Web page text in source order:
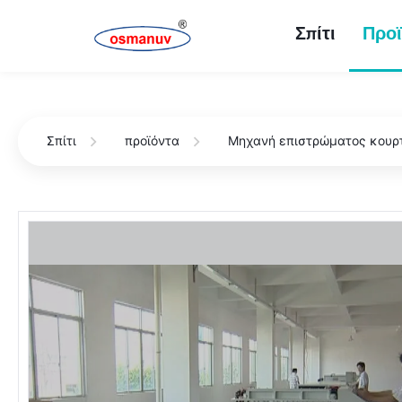
Σπίτι
Σπίτι προϊόντα Μηχανή επιστρώματος